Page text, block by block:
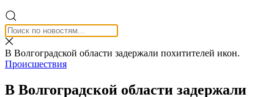
В Волгоградской области задержали похитителей икон.
Происшествия
В Волгоградской области задержали